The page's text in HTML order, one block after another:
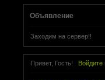
Объявление
Заходим на сервер!!
Привет, Гость! Войдите